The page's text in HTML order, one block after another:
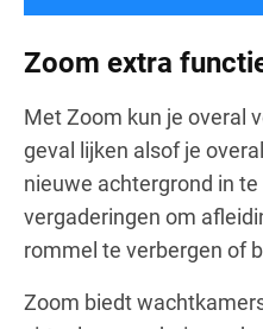
Zoom extra
Met Zoom kun je overal
geval lijken alsof je
nieuwe achtergrond in
vergaderingen om
rommel te verbergen of
Zoom biedt